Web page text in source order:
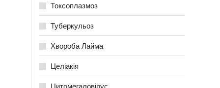
Токсоплазмоз
Туберкульоз
Хвороба Лайма
Целіакія